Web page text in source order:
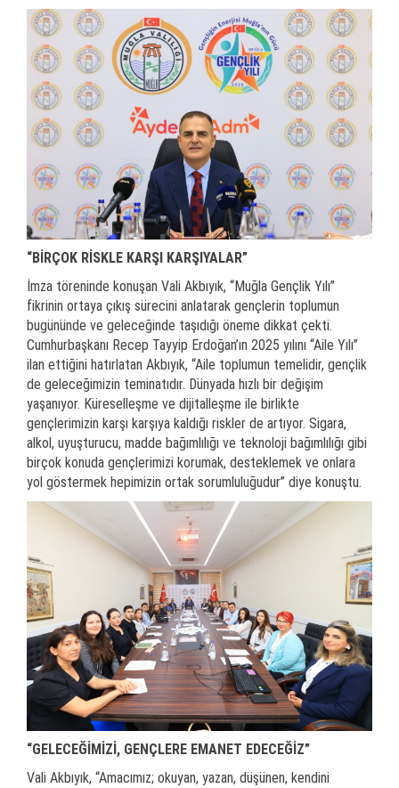
“BİRÇOK RİSKLE KARŞI KARŞIYALAR”
İmza töreninde konuşan Vali Akbıyık, “Muğla Gençlik Yılı”
fikrinin ortaya çıkış sürecini anlatarak gençlerin toplumun
bugününde ve geleceğinde taşıdığı öneme dikkat çekti.
Cumhurbaşkanı Recep Tayyip Erdoğan’ın 2025 yılını “Aile Yılı”
ilan ettiğini hatırlatan Akbıyık, “Aile toplumun temelidir, gençlik
de geleceğimizin teminatıdır. Dünyada hızlı bir değişim
yaşanıyor. Küreselleşme ve dijitalleşme ile birlikte
gençlerimizin karşı karşıya kaldığı riskler de artıyor. Sigara,
alkol, uyuşturucu, madde bağımlılığı ve teknoloji bağımlılığı gibi
birçok konuda gençlerimizi korumak, desteklemek ve onlara
yol göstermek hepimizin ortak sorumluluğudur” diye konuştu.
“GELECEĞİMİZİ, GENÇLERE EMANET EDECEĞİZ”
Vali Akbıyık, “Amacımız; okuyan, yazan, düşünen, kendini